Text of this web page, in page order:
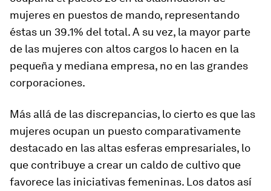
mujeres en puestos de mando, representando
éstas un 39.1% del total. A su vez, la mayor parte
de las mujeres con altos cargos lo hacen en la
pequeña y mediana empresa, no en las grandes
corporaciones.
Más allá de las discrepancias, lo cierto es que las
mujeres ocupan un puesto comparativamente
destacado en las altas esferas empresariales, lo
que contribuye a crear un caldo de cultivo que
favorece las iniciativas femeninas. Los datos así